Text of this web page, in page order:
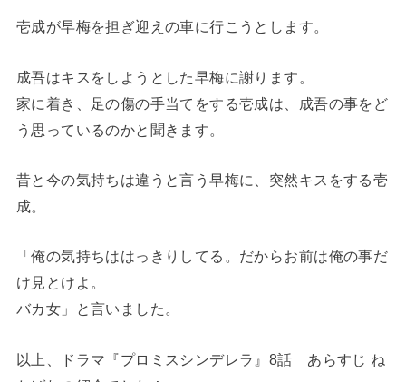
壱成が早梅を担ぎ迎えの車に行こうとします。
成吾はキスをしようとした早梅に謝ります。
家に着き、足の傷の手当てをする壱成は、成吾の事をど
う思っているのかと聞きます。
昔と今の気持ちは違うと言う早梅に、突然キスをする壱
成。
「俺の気持ちははっきりしてる。だからお前は俺の事だ
け見とけよ。
バカ女」と言いました。
以上、ドラマ『プロミスシンデレラ』8話 あらすじ ね